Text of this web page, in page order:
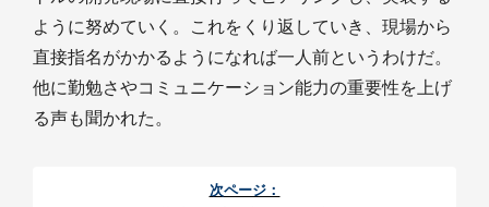
ように努めていく。これをくり返していき、現場から
直接指名がかかるようになれば一人前というわけだ。
他に勤勉さやコミュニケーション能力の重要性を上げ
る声も聞かれた。
次ページ：